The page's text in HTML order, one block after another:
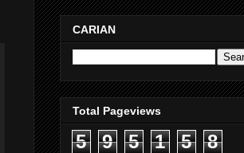
CARIAN
Total Pageviews
5 9 5 1 5 8